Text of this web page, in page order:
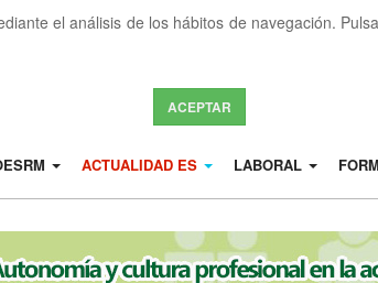
el análisis de los hábitos de navegación.
ACEPTAR
ACTUALIDAD ES LABORAL